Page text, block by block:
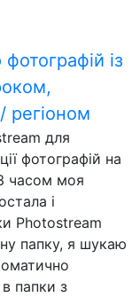
із
регіоном
для
фотографій на
часом моя
і
Photostream
папку, я шукаю
папки з